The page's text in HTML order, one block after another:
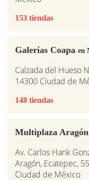
153 tiendas
Galerías Coapa en
Calzada del Hueso
14300 Ciudad de
148 tiendas
Multiplaza Aragón
Av. Carlos Hank
Aragón, Ecatepec,
Ciudad de México